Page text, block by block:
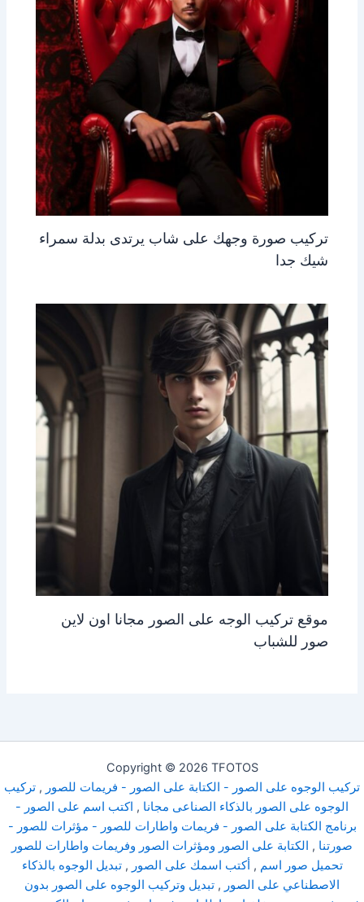
تركيب صورة وجهك على شاب يرتدى بدلة سمراء
شيك جدا
موقع تركيب الوجه على الصور مجانا اون لاين
صور للشباب
Copyright © 2026 TFOTOS
تركيب الوجوه على الصور - الكتابة على الصور - فريمات للصور , تركيب
الوجوه على الصور بالذكاء الصناعى مجانا , اكتب اسم على الصور -
برنامج الكتابة على الصور - فريمات واطارات للصور - مؤثرات للصور -
صورتنا , الكتابة على الصور ومؤثرات الصور وفريمات واطارات للصور
تحميل صور اسم , أكتب اسمك على الصور ,تبديل الوجوه بالذكاء
الاصطناعي على الصور , تبديل وتركيب الوجوه على الصور بدون